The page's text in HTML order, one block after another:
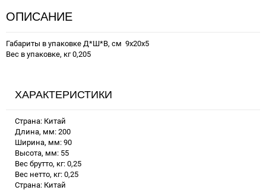
ОПИСАНИЕ
Габариты в упаковке Д*Ш*В, см 9x20x5
Вес в упаковке, кг 0,205
ХАРАКТЕРИСТИКИ
Страна: Китай
Длина, мм: 200
Ширина, мм: 90
Высота, мм: 55
Вес брутто, кг: 0,25
Вес нетто, кг: 0,25
Страна: Китай